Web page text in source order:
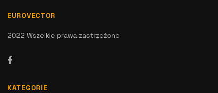
EUROVECTOR
2022 Wszelkie prawa zastrzeżone
KATEGORIE